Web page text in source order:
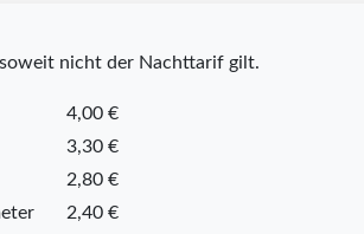
soweit nicht der Nachttarif gilt.
4,00 €
3,30 €
2,80 €
2,40 €